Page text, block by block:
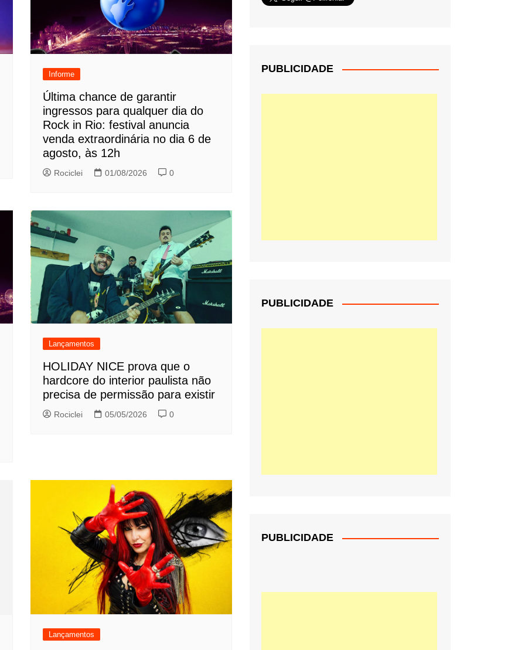
Informe
Última chance de garantir
ingressos para qualquer dia do
Rock in Rio: festival anuncia
venda extraordinária no dia 6 de
agosto, às 12h
Rociclei 01/08/2026 0
Lançamentos
HOLIDAY NICE prova que o
hardcore do interior paulista não
precisa de permissão para existir
Rociclei 05/05/2026 0
Lançamentos
PUBLICIDADE
PUBLICIDADE
PUBLICIDADE